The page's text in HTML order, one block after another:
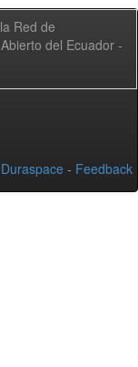
Red de
del Ecuador -
Duraspace - Feedback